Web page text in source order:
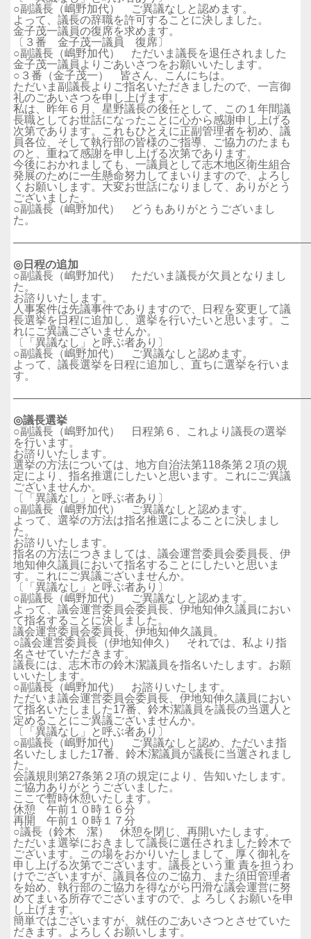
○副議長（嶋野加代） ご異議なしと認めます。
よって、議長の辞職を許可することに決しました。
金子茂一議員の復席を求めます。
〔３番 金子茂一議員 復席〕
○副議長（嶋野加代） ただいま議長を退任されました
金子茂一議員よりごあいさつをお願いいたします。
○３番（金子茂一） 皆さん、こんにちは。
ただいま副議長よりご指名いただきましたので、一言御
礼のごあいさつを申し上げます。
私は、昨年６月、星野議長の後任として、この１年間議
長職としてお世話になったことに心から感謝申し上げる
次第であります。これもひとえに正副管理者を初め、議
員各位、そして執行部の皆様のご指導、ご協力のたまも
のと、重ねて感謝を申し上げる次第であります。
今後におかれましても、一議員として志木地区衛生組合
発展のために一生懸命努力してまいりますので、よろし
くお願いします。大変お世話になりまして、ありがとう
ございました。
○副議長（嶋野加代） どうもありがとうございまし
た。
◎日程の追加
○副議長（嶋野加代） ただいま議長が欠員となりまし
た。
お諮りいたします。
人事案件は先議事件でありますので、日程を変更して議
長選挙を日程に追加し、選挙を行いたいと思います。こ
れにご異議ございませんか。
〔「異議なし」と呼ぶ者あり〕
○副議長（嶋野加代） ご異議なしと認めます。
よって、議長選挙を日程に追加し、直ちに選挙を行いま
す。
◎議長選挙
○副議長（嶋野加代） 日程第６、これより議長の選挙
を行います。
お諮りいたします。
選挙の方法については、地方自治法第118条第２項の規
定により、指名推選にしたいと思います。これにご異議
ございませんか。
〔「異議なし」と呼ぶ者あり〕
○副議長（嶋野加代） ご異議なしと認めます。
よって、選挙の方法は指名推選によることに決しまし
た。
お諮りいたします。
指名の方法につきましては、議会運営委員会委員長、伊
地知伸久議員において指名することにしたいと思いま
す。これにご異議ございませんか。
〔「異議なし」と呼ぶ者あり〕
○副議長（嶋野加代） ご異議なしと認めます。
よって、議会運営委員会委員長、伊地知伸久議員におい
て指名することに決しました。
議会運営委員会委員長、伊地知伸久議員。
○議会運営委員長（伊地知伸久） それでは、私より指
名させていただきます。
議長には、志木市の鈴木潔議員を指名いたします。お願
いいたします。
○副議長（嶋野加代） お諮りいたします。
ただいま議会運営委員会委員長、伊地知伸久議員におい
て指名いたしました17番、鈴木潔議員を議長の当選人と
定めることにご異議ございませんか。
〔「異議なし」と呼ぶ者あり〕
○副議長（嶋野加代） ご異議なしと認め、ただいま指
名いたしました17番、鈴木潔議員が議長に当選されまし
た。
会議規則第27条第２項の規定により、告知いたします。
ご協力ありがとうございました。
ここで暫時休憩いたします。
休憩 午前１０時１６分
再開 午前１０時１７分
○議長（鈴木 潔） 休憩を閉じ、再開いたします。
ただいま選挙におきまして議長に選任されました鈴木で
ございます。この場をおかりいたしまして、厚く御礼を
申し上げる次第でございます。議長という重 責を担うわ
けでございますが、議員各位のご協力、また須田管理者
を始め、執行部のご協力を得ながら円滑な議会運営に努
めてまいる所存でございますので、よ ろしくお願いを申
し上げます。
簡単ではございますが、就任のごあいさつとさせていた
だきます。よろしくお願いします。